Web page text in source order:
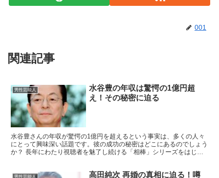
001
関連記事
男性芸能人
水谷豊の年収は驚愕の1億円超
え！その秘密に迫る
水谷豊さんの年収が驚愕の1億円を超えるという事実は、多くの人々
にとって興味深い話題です。彼の成功の秘密はどこにあるのでしょう
か？ 長年にわたり視聴者を魅了し続ける「相棒」シリーズをはじ
男性芸能人 高田純次 再婚の真相に迫る！噂